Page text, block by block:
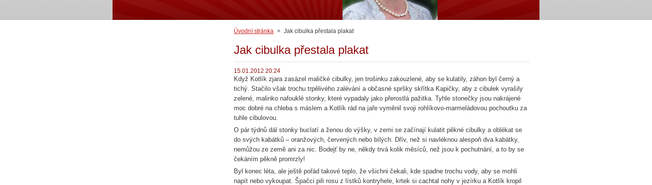
Úvodní stránka > Jak cibulka přestala plakat
Jak cibulka přestala plakat
15.01.2012 20:24
Když Kotlík zjara zasázel maličké cibulky, jen trošinku zakouzlené, aby se kulatily, záhon byl černý a
tichý. Stačilo však trochu trpělivého zalévání a občasné spršky skřítka Kapičky, aby z cibulek vyrašily
zelené, malinko nafouklé stonky, které vypadaly jako přerostlá pažitka. Tyhle stonečky jsou nakrájené
moc dobré na chleba s máslem a Kotlík rád na jaře vyměnil svoji rohlíkovo-marmeládovou pochoutku za
tuhle cibulovou.
O pár týdnů dál stonky buclatí a ženou do výšky, v zemi se začínají kulatit pěkné cibulky a oblékat se
do svých kabátků – oranžových, červených nebo bílých. Dřív, než si navléknou alespoň dva kabátky,
nemůžou ze země ani za nic. Bodejť by ne, někdy trvá kolik měsíců, než jsou k pochutnání, a to by se
čekáním pěkně promrzly!
Byl konec léta, ale ještě pořád takové teplo, že všichni čekali, kde spadne trochu vody, aby se mohli
napít nebo vykoupat. Špačci pili rosu z lístků kontryhele, krtek si cachtal nohy v jezírku a Kotlík kropil